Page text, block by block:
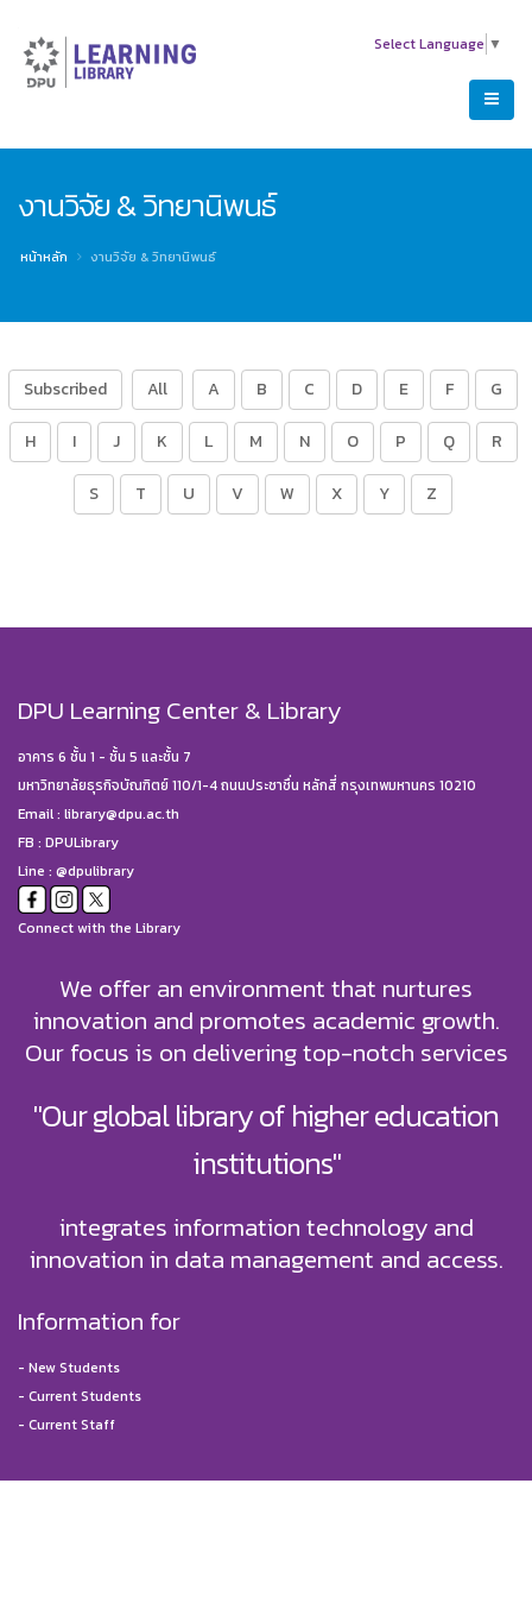
Select Language ▼
งานวิจัย & วิทยานิพนธ์
หน้าหลัก งานวิจัย & วิทยานิพนธ์
Subscribed All A B C D E F G
H I J K L M N O P Q R
S T U V W X Y Z
DPU Learning Center & Library
อาคาร 6 ชั้น 1 - ชั้น 5 และชั้น 7
มหาวิทยาลัยธุรกิจบัณฑิตย์ 110/1-4 ถนนประชาชื่น หลักสี่ กรุงเทพมหานคร 10210
Email : library@dpu.ac.th
FB : DPULibrary
Line : @dpulibrary
Connect with the Library
We offer an environment that nurtures
innovation and promotes academic growth.
Our focus is on delivering top-notch services
"Our global library of higher education
institutions"
integrates information technology and
innovation in data management and access.
Information for
- New Students
- Current Students
- Current Staff